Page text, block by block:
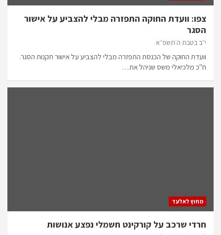
צפו: וועדת החוקה התפזרה מבלי להצביע על אישור
הסגר
י״ב בטבת ה׳תשפ״א
וועדת החוקה של הכנסת התפזרה מבלי להצביע על אישור תקנות הסגר.
ח"כ מלכיאלי משס שניהל את…
מחוץ לאלעד
חרדי שרכב על קורקינט חשמלי נפצע אנושות